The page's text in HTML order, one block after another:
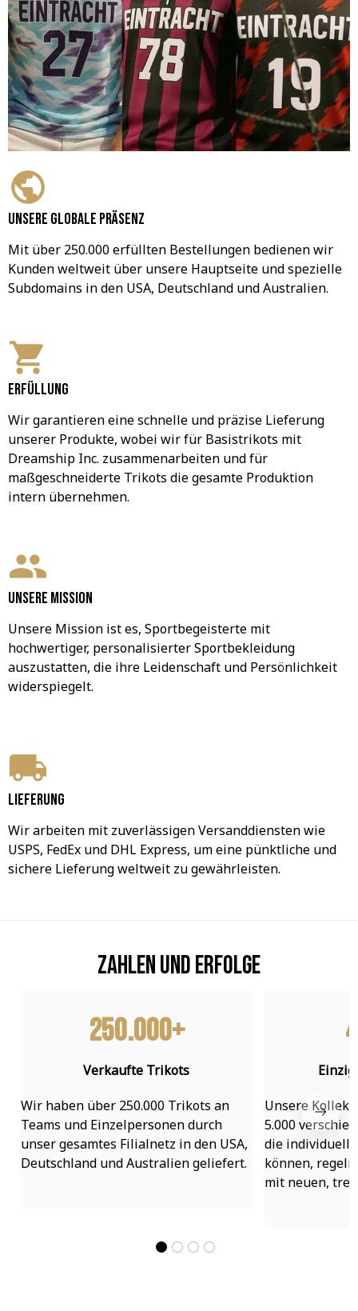
Unsere globale Präsenz
Mit über 250.000 erfüllten Bestellungen bedienen wir
Kunden weltweit über unsere Hauptseite und spezielle
Subdomains in den USA, Deutschland und Australien.
Erfüllung
Wir garantieren eine schnelle und präzise Lieferung
unserer Produkte, wobei wir für Basistrikots mit
Dreamship Inc. zusammenarbeiten und für
maßgeschneiderte Trikots die gesamte Produktion
intern übernehmen.
Unsere Mission
Unsere Mission ist es, Sportbegeisterte mit
hochwertiger, personalisierter Sportbekleidung
auszustatten, die ihre Leidenschaft und Persönlichkeit
widerspiegelt.
Lieferung
Wir arbeiten mit zuverlässigen Versanddiensten wie
USPS, FedEx und DHL Express, um eine pünktliche und
sichere Lieferung weltweit zu gewährleisten.
Zahlen und Erfolge
250.000+
Verkaufte Trikots
Wir haben über 250.000 Trikots an
Teams und Einzelpersonen durch
unser gesamtes Filialnetz in den USA,
Deutschland und Australien geliefert.
Unsere
5.000
die individuell
können,
mit neuen,